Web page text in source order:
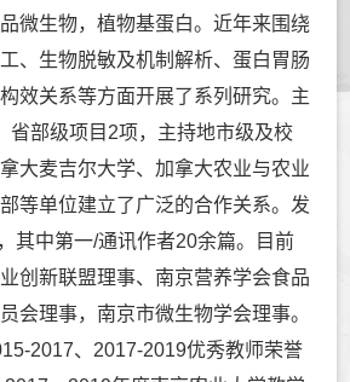
微生物，植物基蛋白。近年来围绕
、生物脱敏及机制解析、蛋白胃肠
效关系等方面开展了系列研究。主
省部级项目2项，主持地市级及校
大麦吉尔大学、加拿大农业与农业
等单位建立了广泛的合作关系。发
其中第一/通讯作者20余篇。目前
创新联盟理事、南京营养学会食品
会理事，南京市微生物学会理事。
2017、2017-2019优秀教师荣誉